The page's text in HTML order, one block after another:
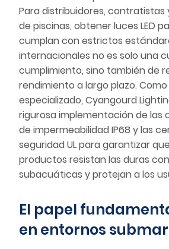
Para distribuidores,
de piscinas, obtener luces LED
cumplan con estrictos
internacionales no es solo una
cumplimiento, sino también de
rendimiento a largo plazo.
especializado, Cyangourd
rigurosa implementación de las
de impermeabilidad IP68 y las
seguridad UL para garantizar
productos resistan las duras
subacuáticas y protejan a los
El papel
en entornos